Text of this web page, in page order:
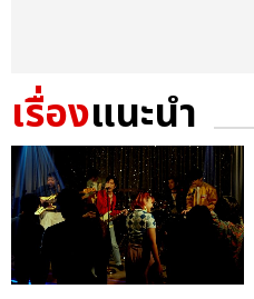
เรื่องแนะนำ